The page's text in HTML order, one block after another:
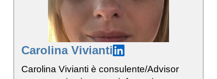
Carolina Vivianti
Carolina Vivianti è consulente/Advisor